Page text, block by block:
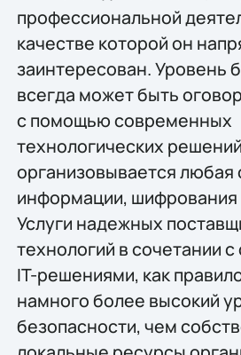
профессиональной
качестве которой он
заинтересован. Уровень
всегда может быть
с помощью современных
технологических решений
организовывается любая
информации, шифрования
Услуги надежных
технологий в сочетании
IT-решениями, как
намного более высокий
безопасности, чем